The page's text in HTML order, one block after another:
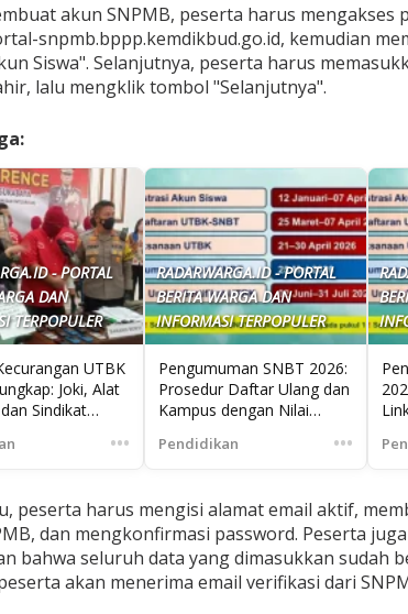
akun SNPMB, peserta harus mengakses
snpmb.bppp.kemdikbud.go.id, kemudian
Siswa". Selanjutnya, peserta harus
lalu mengklik tombol "Selanjutnya".
- PORTAL
DAN
TERPOPULER
UTBK
Joki, Alat
Sindikat
•••
RADARWARGA.ID - PORTAL
BERITA WARGA DAN
INFORMASI TERPOPULER
Pengumuman SNBT 2026:
Prosedur Daftar Ulang dan
Kampus dengan Nilai
Pendidikan •••
peserta harus mengisi alamat email aktif,
dan mengkonfirmasi password. Peserta
bahwa seluruh data yang dimasukkan sudah
akan menerima email verifikasi dari